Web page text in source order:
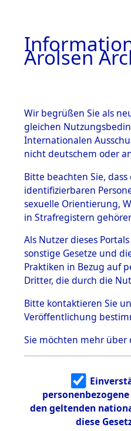
BESTÄNDE
1.
Inhaftierungsdoku
mente
1.2.9 Beim ITS
verwahrte
1.2.9.1
Effekten aus
dem KZ
Dachau
Effekten aus
dem KZ
Dachau,
Landesentsch
ädigungsamt
1.2.9.3
Effekten aus
dem KZ
Neuengamm
Arolsen
Wir begrüßen Sie als
gleichen
Internationalen
nicht deutschem oder
Bitte beachten Sie,
identifizierbaren
sexuelle Orientierung,
in Strafregistern
Als Nutzer dieses
sonstige Gesetze und
Praktiken in Bezug auf
Dritter, die durch die
Bitte kontaktieren Sie
Veröffentlichung
Sie möchten mehr über
den geltenden
diese